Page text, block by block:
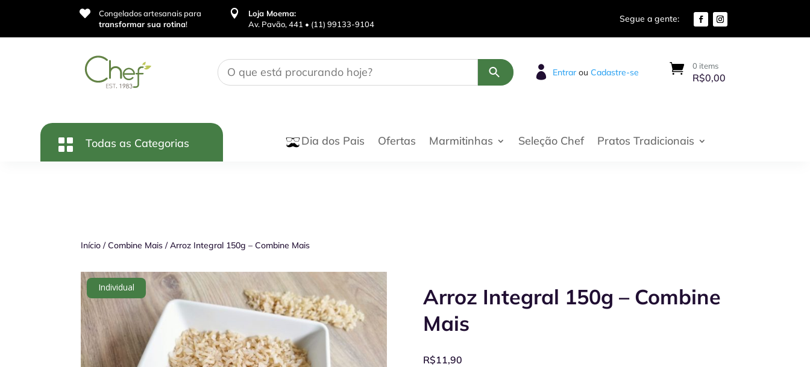

Congelados artesanais para
transformar sua rotina!

Loja Moema:
Av. Pavão, 441 • (11) 99133-9104
 Entrar ouCadastre-se
0 items
R$0,00
Dia dos Pais Ofertas Marmitinhas Seleção Chef Pratos Tradicionais
Início /Combine Mais /Arroz Integral 150g – Combine Mais
Individual
Arroz Integral 150g – Combine
Mais
R$11,90